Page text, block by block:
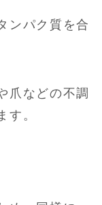
ンパク質を合
爪などの不調
す。